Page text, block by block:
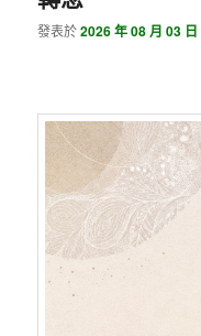
發表於2026 年 08 月 03 日